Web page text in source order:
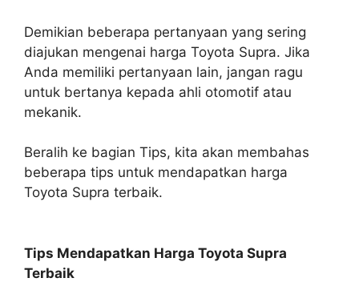
Demikian beberapa pertanyaan yang sering
diajukan mengenai harga Toyota Supra. Jika
Anda memiliki pertanyaan lain, jangan ragu
untuk bertanya kepada ahli otomotif atau
mekanik.
Beralih ke bagian Tips, kita akan membahas
beberapa tips untuk mendapatkan harga
Toyota Supra terbaik.
Tips Mendapatkan Harga Toyota Supra
Terbaik